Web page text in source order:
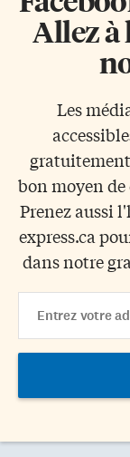
Allez à
Les
bon moyen de
Prenez aussi
express.ca
dans notre
Address